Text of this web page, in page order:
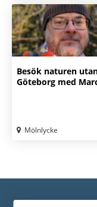
Besök naturen
Göteborg med
Mölnlycke